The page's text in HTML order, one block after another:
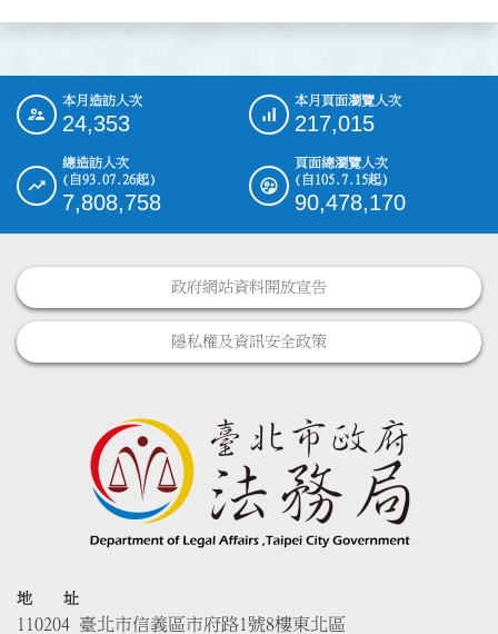
::: 本月造訪人次
24,353
本月頁面瀏覽人次
217,015
總造訪人次
(自93.07.26起)
7,808,758
頁面總瀏覽人次
(自105.7.15起)
90,478,170
政府網站資料開放宣告
隱私權及資訊安全政策
地 址
110204 臺北市信義區市府路1號8樓東北區